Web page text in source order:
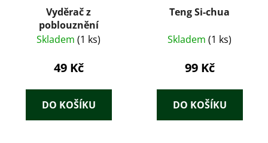
Vyděrač z
poblouznění
Skladem (1 ks)
49 Kč
DO KOŠÍKU
Teng Si-chua
Skladem (1 ks)
99 Kč
DO KOŠÍKU